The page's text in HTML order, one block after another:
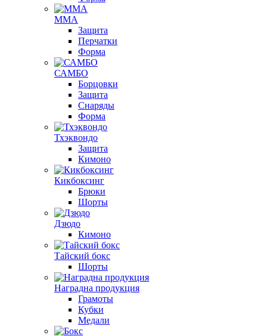
ММА
Защита
Перчатки
Форма
САМБО
Борцовки
Защита
Снаряды
Форма
Тхэквондо
Защита
Кимоно
Кикбоксинг
Брюки
Шорты
Дзюдо
Кимоно
Тайский бокс
Шорты
Наградна продукция
Грамоты
Кубки
Медали